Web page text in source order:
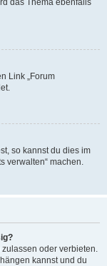
das Thema ebenfalls
Link „Forum
so kannst du dies im
verwalten“ machen.
oder verbieten.
kannst und du